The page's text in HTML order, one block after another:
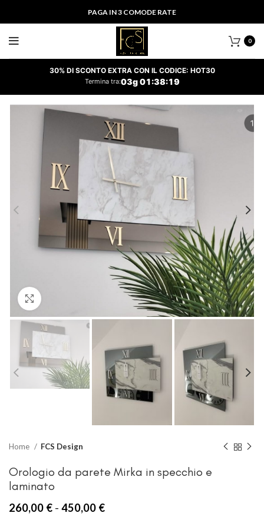
PAGA IN 3 COMODE RATE
0
30% DI SCONTO EXTRA CON IL CODICE: HOT30
Termina tra:03g01:38:18
Home FCS Design
Orologio da parete Mirka in specchio e
laminato
260,00 € - 450,00 €Fascia